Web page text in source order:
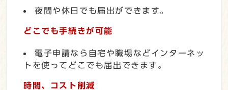
夜間や休日でも届出ができます。
どこでも手続きが可能
電子申請なら自宅や職場などインターネッ
トを使ってどこでも届出できます。
時間、コスト削減